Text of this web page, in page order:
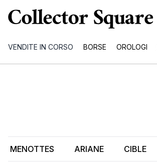
VENDITE IN CORSO BORSE OROLOGI
MENOTTES ARIANE CIBLE